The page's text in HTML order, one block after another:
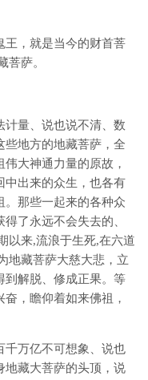
王，就是当今的财首菩
菩萨。
计量、说也说不清、数
些地方的地藏菩萨，全
大神通力量的原故，
中出来的众生，也各有
。那些一起来的各种众
了永远不会失去的、
以来,流浪于生死,在六道
地藏菩萨大慈大悲，立
到解脱、修成正果。等
，瞻仰着如来佛祖，
千万亿不可想象、说也
地藏大菩萨的头顶，说